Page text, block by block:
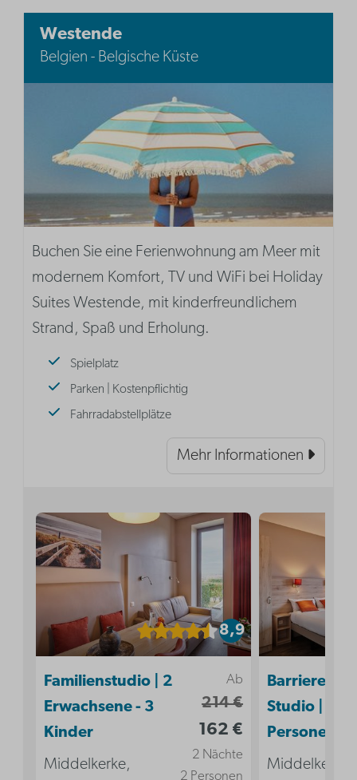
Westende
Belgien - Belgische Küste
Buchen Sie eine Ferienwohnung am Meer mit
modernem Komfort, TV und WiFi bei Holiday
Suites Westende, mit kinderfreundlichem
Strand, Spaß und Erholung.
Spielplatz
Parken | Kostenpflichtig
Fahrradabstellplätze
Mehr Informationen
8,9
Ab
214 €
162 €
2 Nächte
2 Personen
Familienstudio | 2
Erwachsene - 3
Kinder
Middelkerke,
Studio | 2
Personen
Middelkerke,